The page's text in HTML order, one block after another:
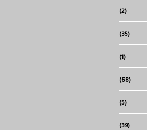
(2)
(35)
(1)
(68)
(5)
(39)